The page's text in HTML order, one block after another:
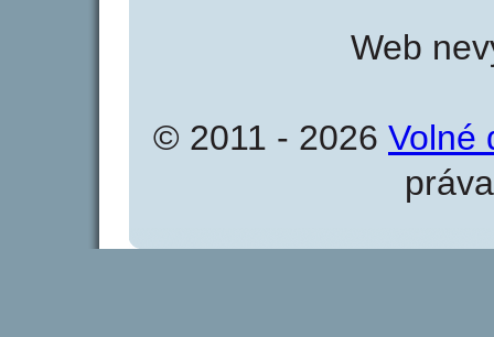
Web
© 2011 - 2026 Volné